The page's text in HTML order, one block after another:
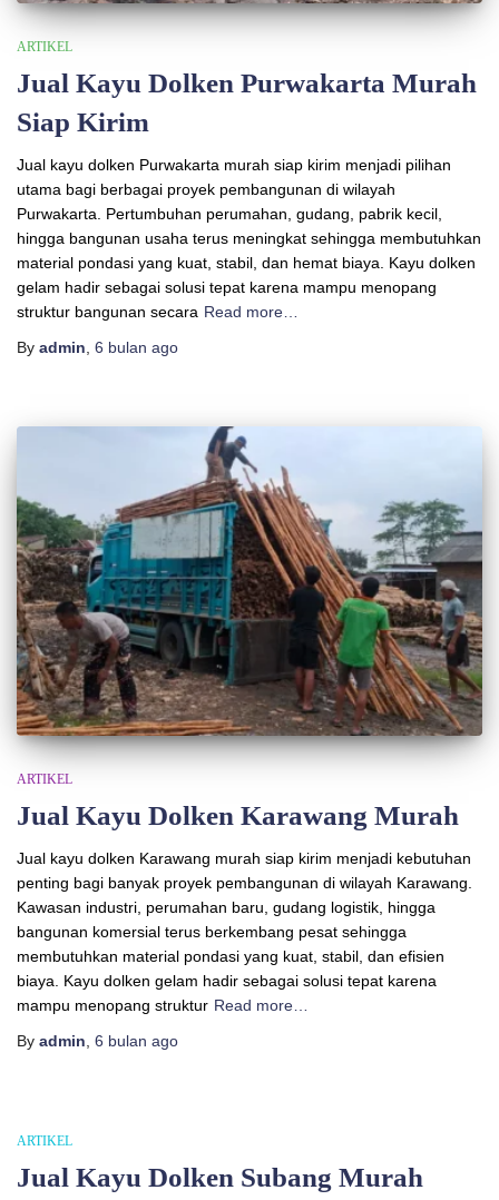
ARTIKEL
Jual Kayu Dolken Purwakarta Murah
Siap Kirim
Jual kayu dolken Purwakarta murah siap kirim menjadi pilihan
utama bagi berbagai proyek pembangunan di wilayah
Purwakarta. Pertumbuhan perumahan, gudang, pabrik kecil,
hingga bangunan usaha terus meningkat sehingga membutuhkan
material pondasi yang kuat, stabil, dan hemat biaya. Kayu dolken
gelam hadir sebagai solusi tepat karena mampu menopang
struktur bangunan secara Read more…
By admin 6 bulan ago
ARTIKEL
Jual Kayu Dolken Karawang Murah
Jual kayu dolken Karawang murah siap kirim menjadi kebutuhan
penting bagi banyak proyek pembangunan di wilayah Karawang.
Kawasan industri, perumahan baru, gudang logistik, hingga
bangunan komersial terus berkembang pesat sehingga
membutuhkan material pondasi yang kuat, stabil, dan efisien
biaya. Kayu dolken gelam hadir sebagai solusi tepat karena
mampu menopang struktur Read more…
By admin 6 bulan ago
ARTIKEL
Jual Kayu Dolken Subang Murah